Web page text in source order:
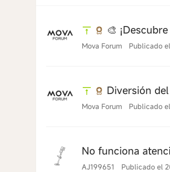
🎨
Mova Forum
Publicado
Diversión
Mova Forum
Publicado
No funciona
AJ199651 Publicado el